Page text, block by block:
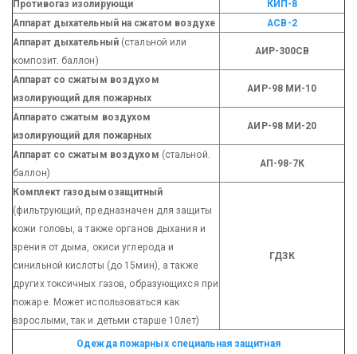
Противогаз изолирующи
КИП-8
Аппарат дыхательный на сжатом воздухе
АСВ-2
Аппарат дыхательный (стальной или
композит. баллон)
АИР-300СВ
Аппарат со сжатым воздухом
изолирующий для пожарных
АИР-98 МИ-10
Аппарато сжатым воздухом
изолирующий для пожарных
АИР-98 МИ-20
Аппарат со сжатым воздухом (стальной.
баллон)
АП-98-7К
Комплект газодымозащитный
(фильтрующий, предназначен для защиты
кожи головы, а также органов дыхания и
зрения от дыма, окиси углерода и
синильной кислоты (до 15мин), а также
других токсичных газов, образующихся при
пожаре. Может использоваться как
взрослыми, так и детьми старше 10лет)
ГДЗК
Одежда пожарных специальная защитная